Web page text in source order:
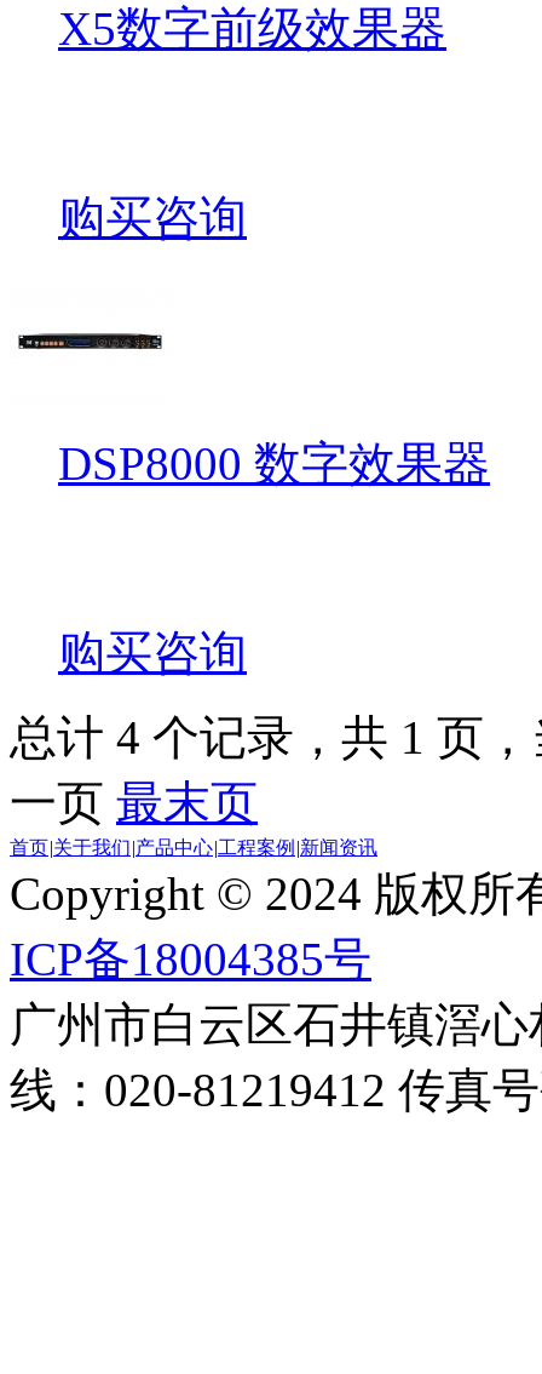
X5数字前级效果器
购买咨询
DSP8000 数字效果器
购买咨询
总计 4 个记录，共 1 页
一页 最末页
首页|关于我们|产品中心|工程案例 |新闻资讯
Copyright © 2024 版权
ICP备18004385号
广州市白云区石井镇滘
线：020-81219412 传真